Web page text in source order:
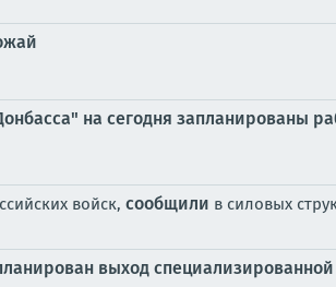
на сегодня запланированы
войск, сообщили в силовых
выход специализированной